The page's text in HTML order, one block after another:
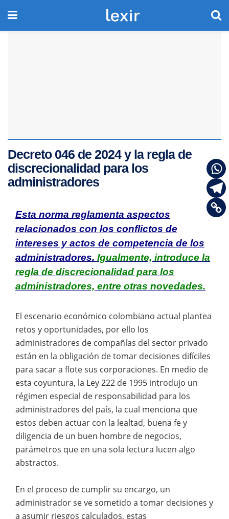
Decreto 046 de 2024 y la regla de
discrecionalidad para los
administradores
Esta norma reglamenta aspectos
relacionados con los conflictos de
intereses y actos de competencia de los
administradores. Igualmente, introduce la
regla de discrecionalidad para los
administradores, entre otras novedades.
El escenario económico colombiano actual plantea
retos y oportunidades, por ello los
administradores de compañías del sector privado
están en la obligación de tomar decisiones difíciles
para sacar a flote sus corporaciones. En medio de
esta coyuntura, la Ley 222 de 1995 introdujo un
régimen especial de responsabilidad para los
administradores del país, la cual menciona que
estos deben actuar con la lealtad, buena fe y
diligencia de un buen hombre de negocios,
parámetros que en una sola lectura lucen algo
abstractos.
En el proceso de cumplir su encargo, un
administrador se ve sometido a tomar decisiones y
a asumir riesgos calculados, estas